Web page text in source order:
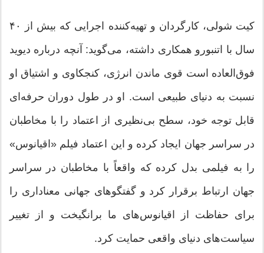
کیت شولی، کارگردان و تهیه‌کننده اجرایی که بیش از ۴۰
سال با اتنبورو همکاری داشته، می‌گوید: آنچه درباره دیوید
فوق‌العاده است قوی ماندن انرژی، کنجکاوی و اشتیاق او
نسبت به دنیای طبیعی است. او در طول دوران حرفه‌ای
قابل توجه خود، سطح بی‌نظیری از اعتماد را با مخاطبان
در سراسر جهان ایجاد کرده و این اعتماد فیلم «اقیانوس»
را به فیلمی بدل کرده که واقعاً با مخاطبان در سراسر
جهان ارتباط برقرار کرد و گفتگوهای جهانی معناداری را
برای حفاظت از اقیانوس‌های ما برانگیخت و از تغییر
سیاست‌های دنیای واقعی حمایت کرد.